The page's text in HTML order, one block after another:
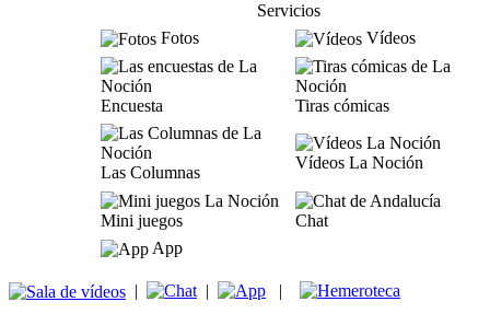
Servicios
Fotos
Vídeos
Encuesta Tiras cómicas
Las Columnas
Vídeos La Noción
Mini juegos
Chat
App
| | |